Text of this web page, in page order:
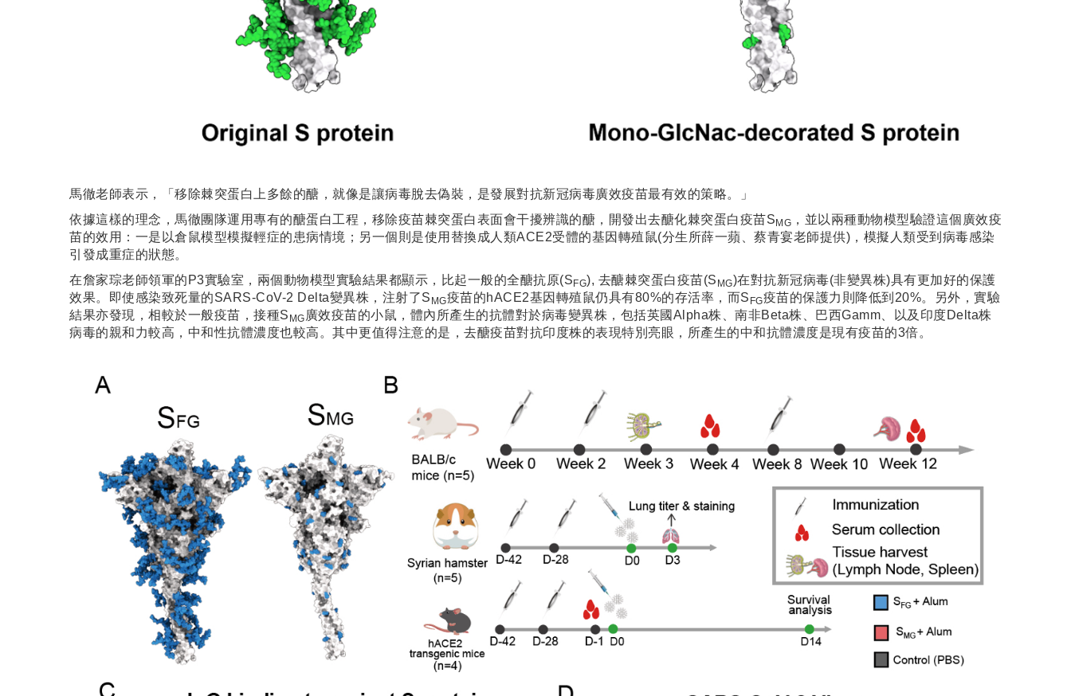
馬徹老師表示，「移除棘突蛋白上多餘的醣，就像是讓病毒脫去偽裝，是發展對抗新冠病毒廣效疫苗最有效的策略。」
依據這樣的理念，馬徹團隊運用專有的醣蛋白工程，移除疫苗棘突蛋白表面會干擾辨識的醣，開發出去醣化棘突蛋白疫苗SMG ，並以兩種動物模型驗證這個廣效疫
苗的效用：一是以倉鼠模型模擬輕症的患病情境；另一個則是使用替換成人類ACE2受體的基因轉殖鼠(分生所薛一蘋、蔡青宴老師提供)，模擬人類受到病毒感染
引發成重症的狀態。
在詹家琮老師領軍的P3實驗室，兩個動物模型實驗結果都顯示，比起一般的全醣抗原(SFG), 去醣棘突蛋白疫苗(S MG)在對抗新冠病毒(非變異株)具有更加好的保護
效果。即使感染致死量的SARS-CoV-2 Delta變異株，注射了S MG疫苗的hACE2基因轉殖鼠仍具有80%的存活率，而S FG疫苗的保護力則降低到20%。另外，實驗
結果亦發現，相較於一般疫苗，接種S MG 廣效疫苗的小鼠，體內所產生的抗體對於病毒變異株，包括英國Alpha株、南非Beta株、巴西Gamm、以及印度Delta株
病毒的親和力較高，中和性抗體濃度也較高。其中更值得注意的是，去醣疫苗對抗印度株的表現特別亮眼，所產生的中和抗體濃度是現有疫苗的3倍。